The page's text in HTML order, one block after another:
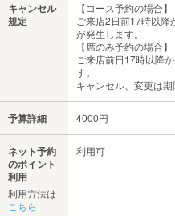
キャンセル
規定
【コース予約の場合】
ご来店2日前17時以降
が発生します。
【席のみ予約の場合】
ご来店前日17時以降
す。
キャンセル、変更は期
予算詳細 4000円
ネット予約
のポイント
利用
利用方法は
こちら
利用可